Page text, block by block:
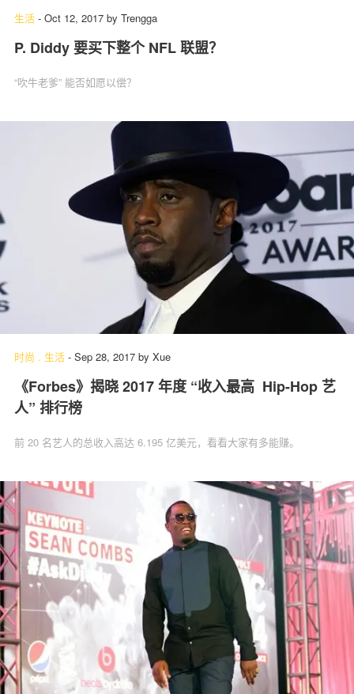
生活 - Oct 12, 2017 by Trengga
P. Diddy 要买下整个 NFL 联盟？
“吹牛老爹” 能否如愿以偿？
时尚 . 生活 - Sep 28, 2017 by Xue
《Forbes》揭晓 2017 年度 “收入最高 Hip-Hop 艺
人” 排行榜
前 20 名艺人的总收入高达 6.195 亿美元，看看大家有多能赚。